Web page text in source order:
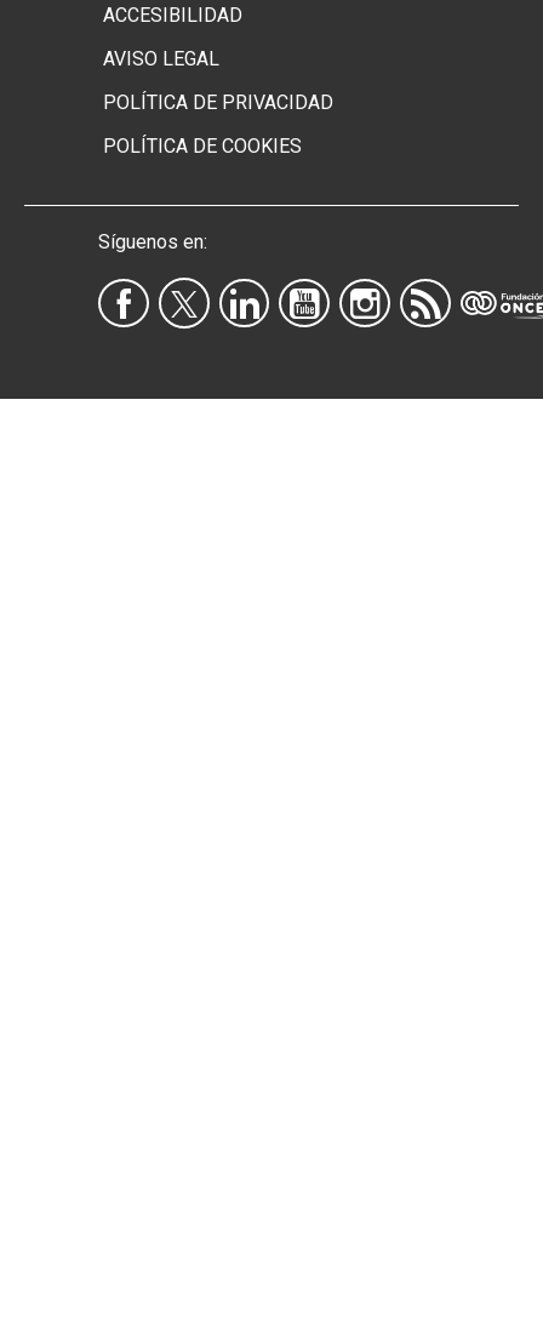
ACCESIBILIDAD
AVISO LEGAL
POLÍTICA DE PRIVACIDAD
POLÍTICA DE COOKIES
Síguenos en: